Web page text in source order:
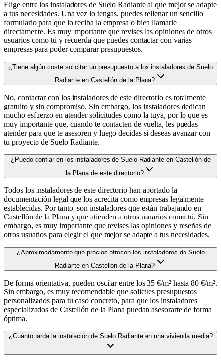
Elige entre los instaladores de Suelo Radiante al que mejor se adapte
a tus necesidades. Una vez lo tengas, puedes rellenar un sencillo
formulario para que lo reciba la empresa o bien llamarle
directamente. Es muy importante que revises las opiniones de otros
usuarios como tú y recuerda que puedes contactar con varias
empresas para poder comparar presupuestos.
¿Tiene algún coste solicitar un presupuesto a los instaladores de Suelo
Radiante en Castellón de la Plana?
No, contactar con los instaladores de este directorio es totalmente
gratuito y sin compromiso. Sin embargo, los instaladores dedican
mucho esfuerzo en atender solicitudes como la tuya, por lo que es
muy importante que, cuando te contacten de vuelta, les puedas
atender para que te asesoren y luego decidas si deseas avanzar con
tu proyecto de Suelo Radiante.
¿Puedo confiar en los instaladores de Suelo Radiante en Castellón de
la Plana de este directorio?
Todos los instaladores de este directorio han aportado la
documentación legal que los acredita como empresas legalmente
establecidas. Por tanto, son instaladores que están trabajando en
Castellón de la Plana y que atienden a otros usuarios como tú. Sin
embargo, es muy importante que revises las opiniones y reseñas de
otros usuarios para elegir el que mejor se adapte a tus necesidades.
¿Aproximadamente qué precios ofrecen los instaladores de Suelo
Radiante en Castellón de la Plana?
De forma orientativa, pueden oscilar entre los 35 €/m² hasta 80 €/m².
Sin embargo, es muy recomendable que solicites presupuestos
personalizados para tu caso concreto, para que los instaladores
especializados de Castellón de la Plana puedan asesorarte de forma
óptima.
¿Cuánto tarda la instalación de Suelo Radiante en una vivienda media?